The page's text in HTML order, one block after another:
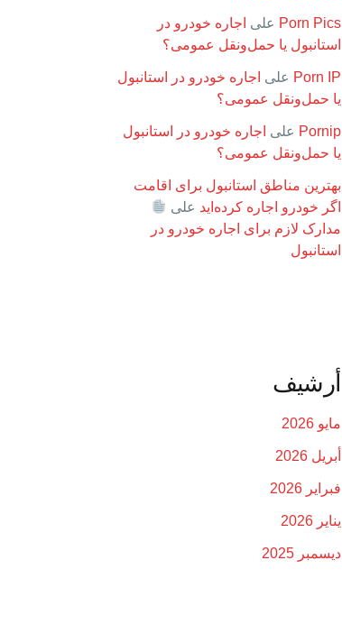
Porn Pics على اجاره خودرو در
استانبول یا حمل‌ونقل عمومی؟
Porn IP على اجاره خودرو در استانبول
یا حمل‌ونقل عمومی؟
Pornip على اجاره خودرو در استانبول
یا حمل‌ونقل عمومی؟
بهترین مناطق استانبول برای اقامت
اگر خودرو اجاره کرده‌اید على
مدارک لازم برای اجاره خودرو در
استانبول
أرشيف
مايو 2026
أبريل 2026
فبراير 2026
يناير 2026
ديسمبر 2025